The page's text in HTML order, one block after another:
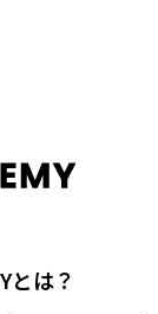
とは？